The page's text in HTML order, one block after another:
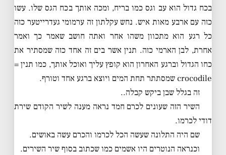
בכח גדול הוא עב וגס כמו בריח, ומכה אותך בכח הגס שלו. עשו
כזה עם ארבע מאות איש. נחש עקלתון זה ערמומי געדרייטער כזה
כל רגע הוא מתכוון משהו אחר ואתה חושב שאמר כך ואמר
אחרת, לבן הארמי כזה. תנין אשר בים זה אחד כזה שמסתיר את
כחו הגדול וברגע האחרון הוא קופץ עליך ואוכל אותך, כמו תנין =
crocodile שמסתתר תחת המים ויוצא ברגע אחד וטורף.
זה בגלל שבן ביקש קבלה..
השיר הזה שעונים לכרם חמד נראה מענה לשיר הקודם שירת
דודי לכרמו.
שם היה התלונה שעשה הכל לכרמו והכרם עשה באושים.
וכנראה הנוטרים היו אשמים כמו שכתוב בסוף שיר השירים.